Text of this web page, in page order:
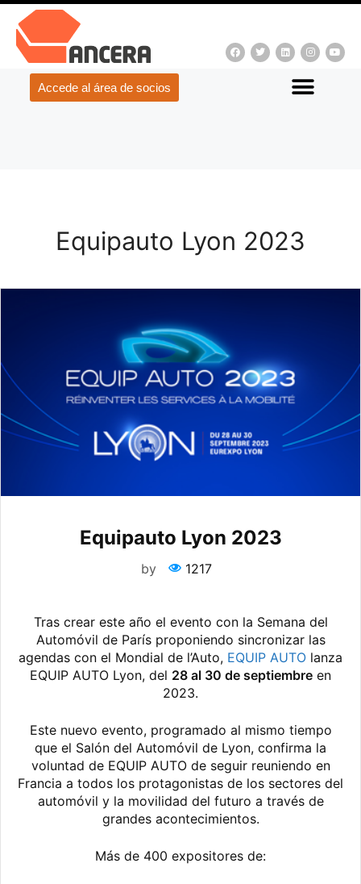
Accede al área de socios
Equipauto Lyon 2023
Equipauto Lyon 2023
by 1217
Tras crear este año el evento con la Semana del
Automóvil de París proponiendo sincronizar las
agendas con el Mondial de l’Auto, EQUIP AUTO lanza
EQUIP AUTO Lyon, del 28 al 30 de septiembre en
2023.
Este nuevo evento, programado al mismo tiempo
que el Salón del Automóvil de Lyon, confirma la
voluntad de EQUIP AUTO de seguir reuniendo en
Francia a todos los protagonistas de los sectores del
automóvil y la movilidad del futuro a través de
grandes acontecimientos.
Más de 400 expositores de: